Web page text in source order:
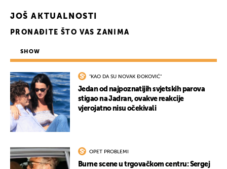
JOŠ AKTUALNOSTI
PRONAĐITE ŠTO VAS ZANIMA
SHOW
"KAO DA SU NOVAK ĐOKOVIĆ"
Jedan od najpoznatijih svjetskih parova
stigao na Jadran, ovakve reakcije
vjerojatno nisu očekivali
OPET PROBLEMI
Burne scene u trgovačkom centru: Sergej
UKLJUČITE NOTIFIKACIJE